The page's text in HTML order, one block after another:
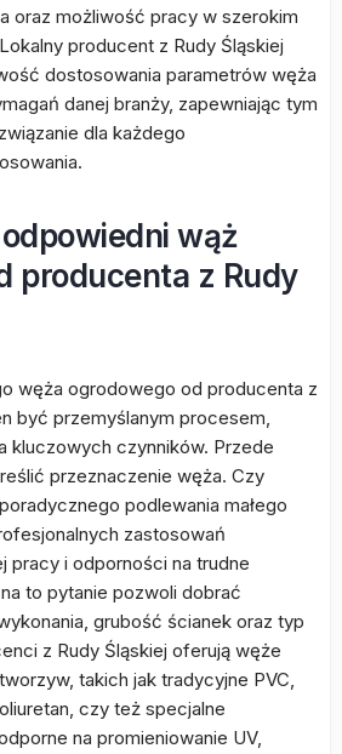
oraz możliwość pracy w szerokim
producent z Rudy Śląskiej
dostosowania parametrów węża
danej branży, zapewniając tym
dla każdego
wąż
producenta z Rudy
węża ogrodowego od producenta z
być przemyślanym procesem,
kluczowych czynników. Przede
przeznaczenie węża. Czy
podlewania małego
zastosowań
pracy i odporności na trudne
to pytanie pozwoli dobrać
grubość ścianek oraz typ
z Rudy Śląskiej oferują węże
takich jak tradycyjne PVC,
czy też specjalne
na promieniowanie UV,